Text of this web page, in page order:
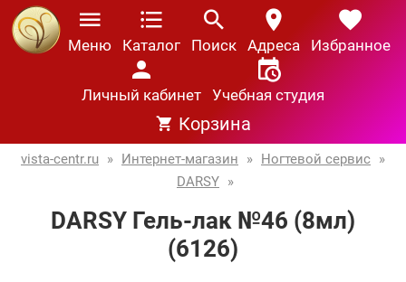
Меню Каталог Поиск Адреса Избранное
Личный кабинет Учебная студия
Корзина
vista-centr.ru » Интернет-магазин » Ногтевой сервис »
DARSY »
DARSY Гель-лак №46 (8мл)
(6126)